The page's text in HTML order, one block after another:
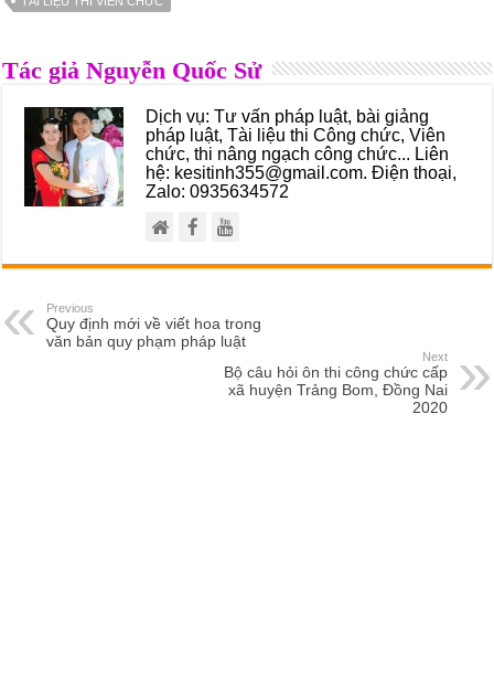
Tác giả Nguyễn Quốc Sử
Dịch vụ: Tư vấn pháp luật, bài giảng
pháp luật, Tài liệu thi Công chức, Viên
chức, thi nâng ngạch công chức... Liên
hệ: kesitinh355@gmail.com. Điện thoại,
Zalo: 0935634572
Previous
Quy định mới về viết hoa trong
văn bản quy phạm pháp luật
Next
Bộ câu hỏi ôn thi công chức cấp
xã huyện Trảng Bom, Đồng Nai
2020